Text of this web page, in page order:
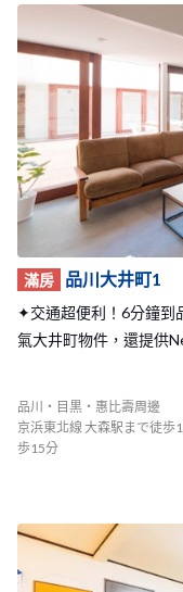
牆上放滿了大家在這裡
ouse各種回憶。 如此
能為你的東京生活帶來
滿房 品川大井町1
✦交通超便利！6分鐘到
氣大井町物件，還提供
品川・目黒・惠比壽周邊
京浜東北線 大森駅まで徒歩
歩15分